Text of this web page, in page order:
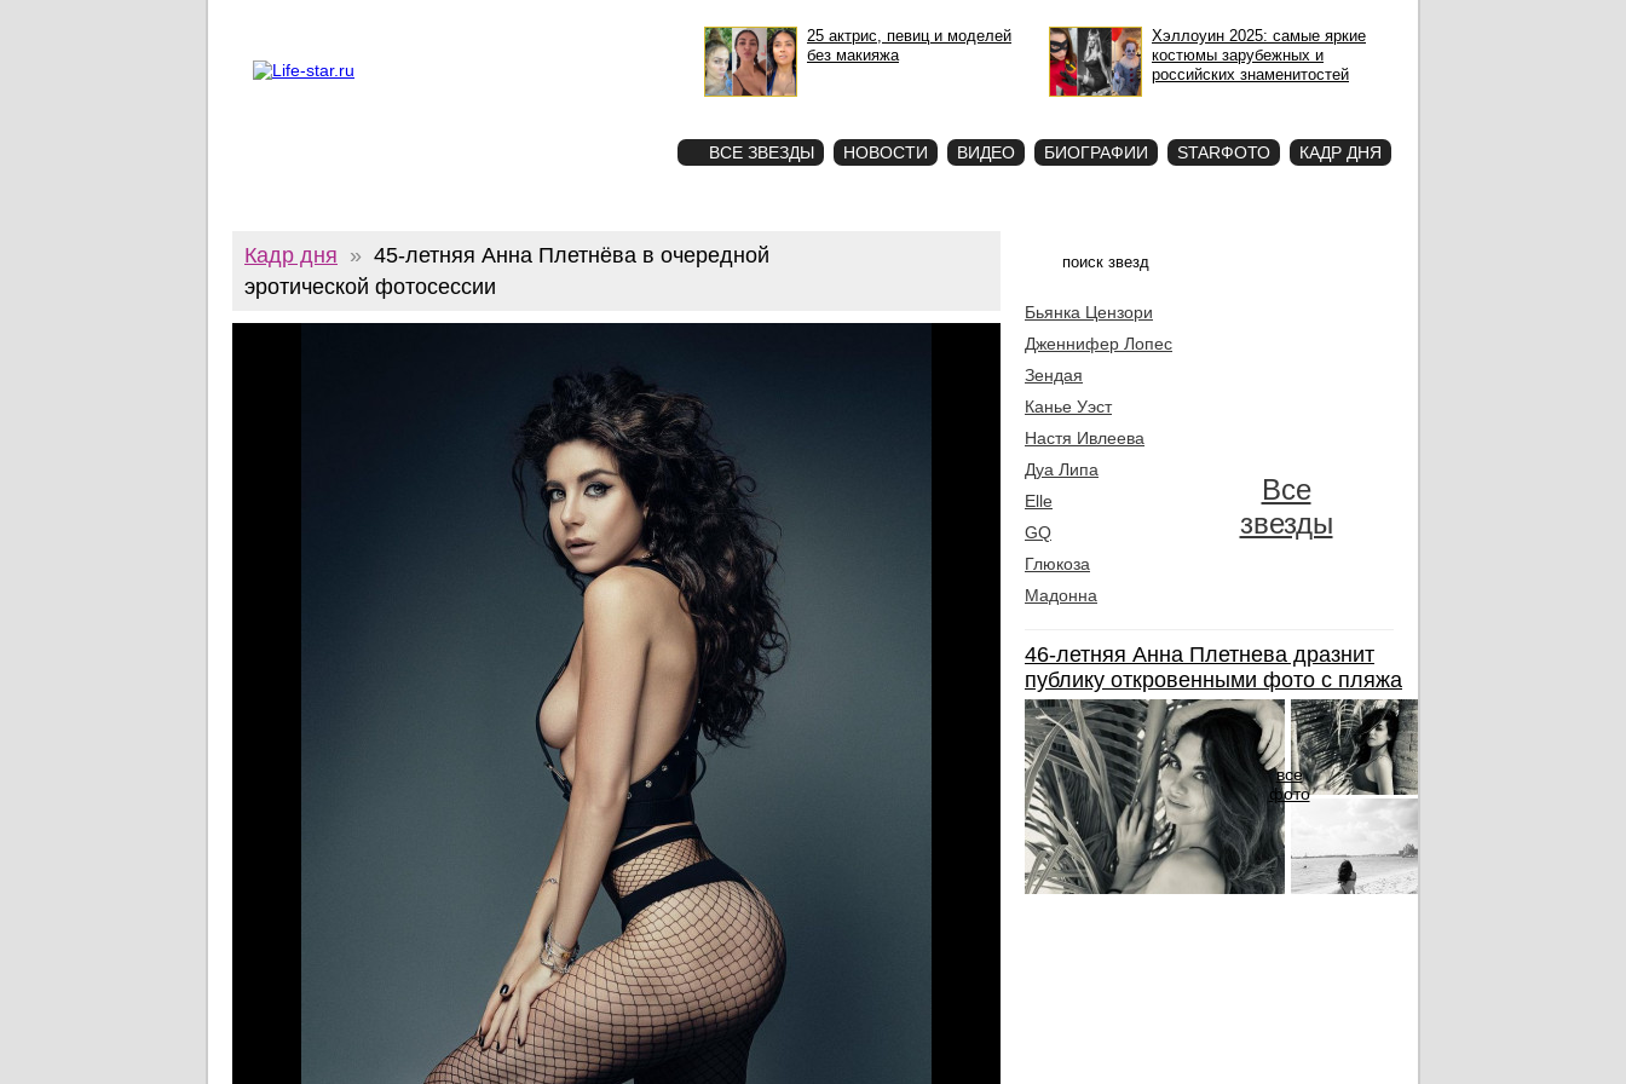
25 актрис, певиц и моделей
без макияжа
Хэллоуин 2025: самые яркие
костюмы зарубежных и
российских знаменитостей
ВСЕ ЗВЕЗДЫ НОВОСТИ ВИДЕО БИОГРАФИИ STARФОТО КАДР ДНЯ
Кадр дня » 45-летняя Анна Плетнёва в очередной
эротической фотосессии
Бьянка Цензори
Дженнифер Лопес
Зендая
Канье Уэст
Настя Ивлеева
Дуа Липа
Elle
GQ
Глюкоза
Мадонна
Все
звезды
46-летняя Анна Плетнева дразнит
публику откровенными фото с пляжа
все
фото